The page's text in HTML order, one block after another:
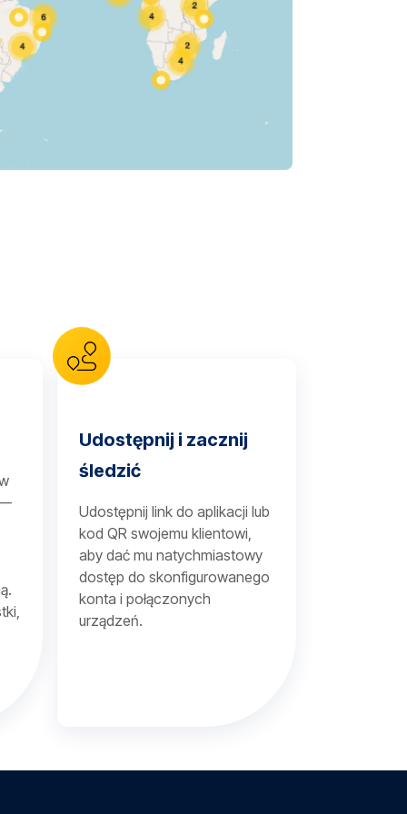
—
Udostępnij i zacznij
śledzić
Udostępnij link do aplikacji lub
kod QR swojemu klientowi,
aby dać mu natychmiastowy
dostęp do skonfigurowanego
konta i połączonych
urządzeń.